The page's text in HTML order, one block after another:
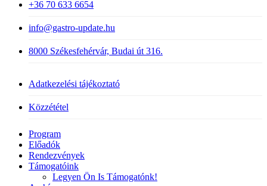
+36 70 633 6654
info@gastro-update.hu
8000 Székesfehérvár, Budai út 316.
Adatkezelési tájékoztató
Közzététel
Close
Menu
Program
Előadók
Rendezvények
Támogatóink
Legyen Ön Is Támogatónk!